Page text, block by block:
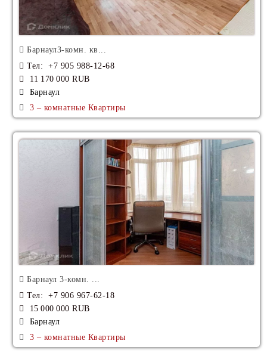
Барнаул3-комн. кв...
Тел: +7 905 988-12-68
11 170 000 RUB
Барнаул
3 – комнатные Квартиры
Барнаул 3-комн. ...
Тел: +7 906 967-62-18
15 000 000 RUB
Барнаул
3 – комнатные Квартиры